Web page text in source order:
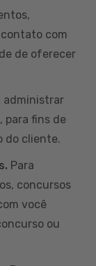
com
de oferecer
administrar
para fins de
do cliente.
Para
concursos
você
ou